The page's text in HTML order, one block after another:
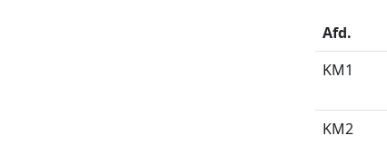
Afd.
KM1
KM2